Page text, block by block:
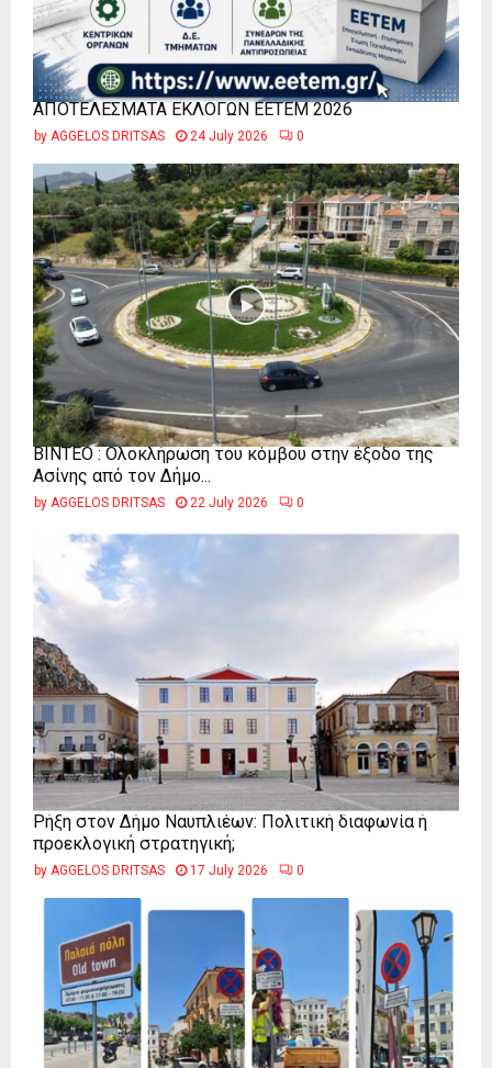
ΑΠΟΤΕΛΕΣΜΑΤΑ ΕΚΛΟΓΩΝ ΕΕΤΕΜ 2026
by AGGELOS DRITSAS 24 July 2026 0
ΒΙΝΤΕΟ : Ολοκλήρωση του κόμβου στην έξοδο της
Ασίνης από τον Δήμο...
by AGGELOS DRITSAS 22 July 2026 0
Ρήξη στον Δήμο Ναυπλιέων: Πολιτική διαφωνία ή
προεκλογική στρατηγική;
by AGGELOS DRITSAS 17 July 2026 0